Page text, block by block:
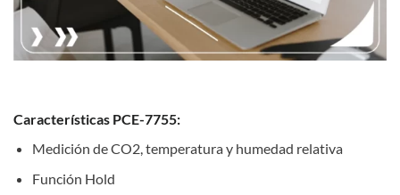
Características PCE-7755:
Medición de CO2, temperatura y humedad relativa
Función Hold